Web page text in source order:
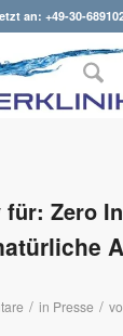
an: +49-30-
für: Zero In
/ in Presse /